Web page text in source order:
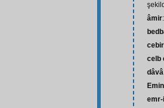
âmir
cebir
celb
Emin